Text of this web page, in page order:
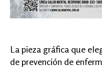
La pieza gráfica que
de prevención de